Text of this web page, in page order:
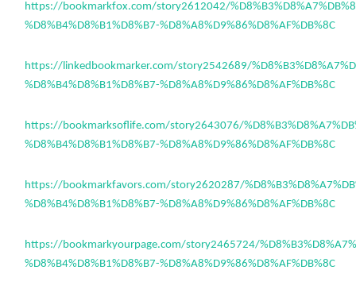
https://bookmarkfox.com/story2612042/
%D8%B4%D8%B1%D8%B7-%D8%A8%D9%86%D8%AF%DB%8C
https://linkedbookmarker.com/story2542689/
%D8%B4%D8%B1%D8%B7-%D8%A8%D9%86%D8%AF%DB%8C
https://bookmarksoflife.com/story2643076/
%D8%B4%D8%B1%D8%B7-%D8%A8%D9%86%D8%AF%DB%8C
https://bookmarkfavors.com/story2620287/
%D8%B4%D8%B1%D8%B7-%D8%A8%D9%86%D8%AF%DB%8C
https://bookmarkyourpage.com/story2465724/
%D8%B4%D8%B1%D8%B7-%D8%A8%D9%86%D8%AF%DB%8C